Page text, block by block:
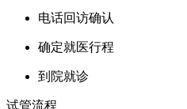
电话回访确认
确定就医行程
到院就诊
试管流程